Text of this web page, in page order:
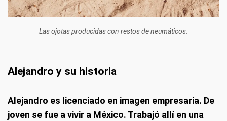
Las ojotas producidas con restos de neumáticos.
Alejandro y su historia
Alejandro es licenciado en imagen empresaria. De
joven se fue a vivir a México. Trabajó allí en una